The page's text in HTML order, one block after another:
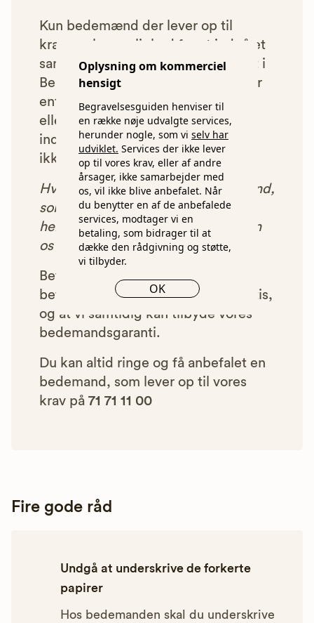
Oplysning om kommerciel
hensigt
Begravelsesguiden henviser til
en række nøje udvalgte services,
herunder nogle, som vi selv har
udviklet. Services der ikke lever
op til vores krav, eller af andre
årsager, ikke samarbejder med
os, vil ikke blive anbefalet. Når
du benytter en af de anbefalede
services, modtager vi en
betaling, som bidrager til at
dække den rådgivning og støtte,
vi tilbyder.
OK
Kun bedemænd der lever op til
kravene har mulighed for at indgå et
samarbejde med os om at blive vist i
Begravelsesguiden. Bedemænd der
enten ikke lever op til vores krav,
eller som af andre årsager ikke har
indgået et samarbejde med os, vil
ikke blive vist i vores anbefalinger.
Hver gang du benytter en bedemand,
som vi har godkendt, anbefalet og
henvist dig til, betaler bedemanden
os et beløb for denne henvisning.
Betalingen for vores henvisninger
betyder, at vores rådgivning er gratis,
og at vi samtidig kan tilbyde vores
bedemandsgaranti.
Du kan altid ringe og få anbefalet en
bedemand, som lever op til vores
krav på 71 71 11 00
Fire gode råd
Undgå at underskrive de forkerte
papirer
Hos bedemanden skal du underskrive